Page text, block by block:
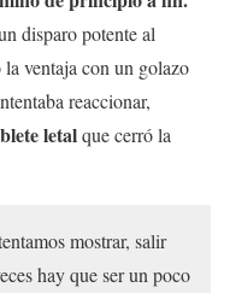
disparo potente al
ventaja con un golazo
reaccionar,
letalque cerró la
mostrar, salir
hay que ser un poco